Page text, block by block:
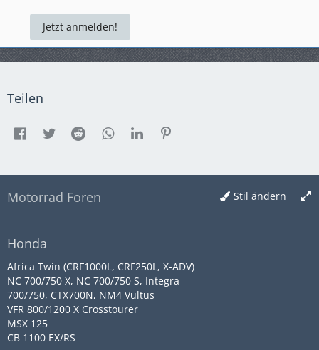
Jetzt anmelden!
Teilen
Stil ändern
Motorrad Foren
Honda
Africa Twin (CRF1000L, CRF250L, X-ADV)
NC 700/750 X, NC 700/750 S, Integra
700/750, CTX700N, NM4 Vultus
VFR 800/1200 X Crosstourer
MSX 125
CB 1100 EX/RS